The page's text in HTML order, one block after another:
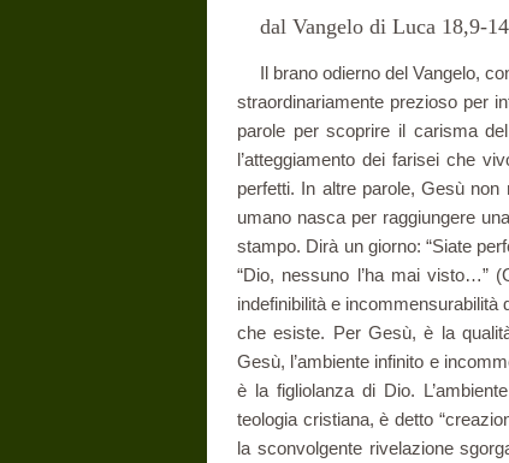
dal Vangelo di Luca 18,9-14
Il brano odierno del Vangelo,
straordinariamente prezioso per
parole per scoprire il carisma
l’atteggiamento dei farisei che
perfetti. In altre parole, Gesù non
umano nasca per raggiungere
stampo. Dirà un giorno: “Siate
“Dio, nessuno l’ha mai visto…”
indefinibilità e
che esiste. Per Gesù, è la
Gesù, l’ambiente infinito e
è la figliolanza di Dio.
teologia cristiana, è detto
la sconvolgente rivelazione